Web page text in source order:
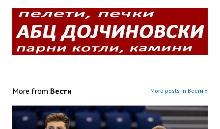
More from Вести More posts in Вести »